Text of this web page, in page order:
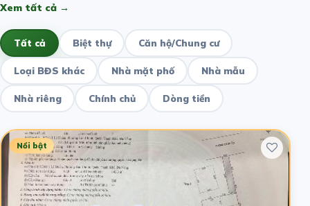
Xem tất cả →
Tất cả Biệt thự Căn hộ/Chung cư
Loại BĐS khác Nhà mặt phố Nhà mẫu
Nhà riêng Chính chủ Dòng tiền
Nổi bật